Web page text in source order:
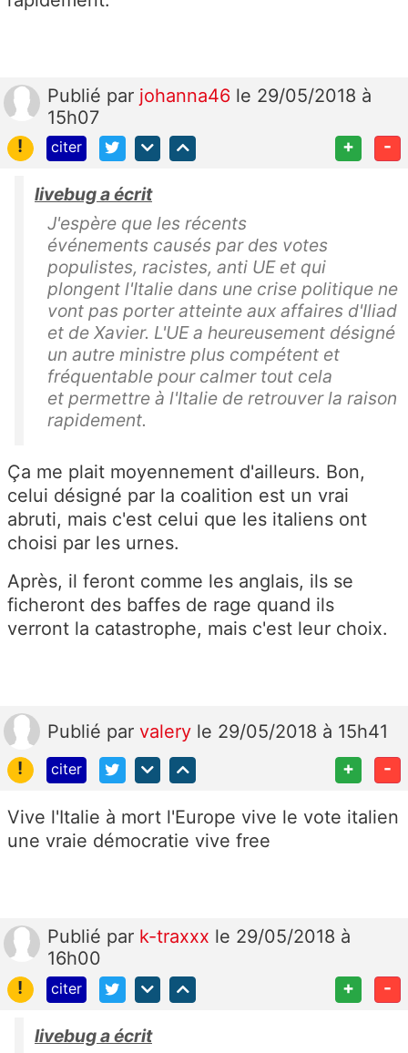
Publié par johanna46 le 29/05/2018 à
15h07
!
citer + -
livebug a écrit
J'espère que les récents
événements causés par des votes
populistes, racistes, anti UE et qui
plongent l'Italie dans une crise politique ne
vont pas porter atteinte aux affaires d'Iliad
et de Xavier. L'UE a heureusement désigné
un autre ministre plus compétent et
fréquentable pour calmer tout cela
et permettre à l'Italie de retrouver la raison
rapidement.
Ça me plait moyennement d'ailleurs. Bon,
celui désigné par la coalition est un vrai
abruti, mais c'est celui que les italiens ont
choisi par les urnes.
Après, il feront comme les anglais, ils se
ficheront des baffes de rage quand ils
verront la catastrophe, mais c'est leur choix.
Publié par valery le 29/05/2018 à 15h41
!
citer + -
Vive l'Italie à mort l'Europe vive le vote italien
une vraie démocratie vive free
Publié par k-traxxx le 29/05/2018 à
16h00
!
citer + -
livebug a écrit